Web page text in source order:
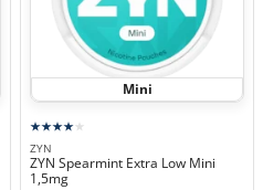
Mini
ZYN
ZYN Spearmint Extra Low Mini
1,5mg